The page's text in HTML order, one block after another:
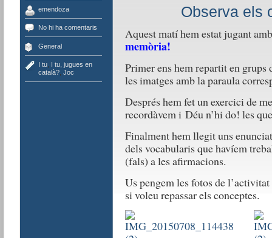
emendoza
No hi ha comentaris
General
I tu, I tu, jugues en
català?, Joc
Observa els
Aquest matí hem estat jugant
memòria!
Primer ens hem repartit en grups
les imatges amb la paraula
Després hem fet un exercici de
recordàvem i Déu n’hi do! les
Finalment hem llegit uns
dels vocabularis que havíem
(fals) a les afirmacions.
Us pengem les fotos de
si voleu repassar els conceptes.